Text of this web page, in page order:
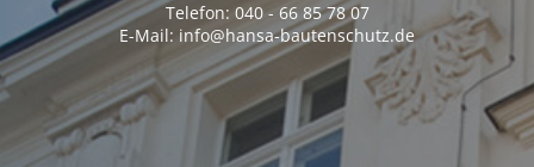
Telefon: 040 - 66 85 78 07
E-Mail: info@hansa-bautenschutz.de